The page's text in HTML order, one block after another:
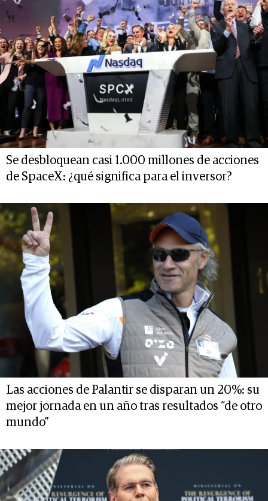
Se desbloquean casi 1.000 millones de acciones
de SpaceX: ¿qué significa para el inversor?
Las acciones de Palantir se disparan un 20%: su
mejor jornada en un año tras resultados “de otro
mundo”